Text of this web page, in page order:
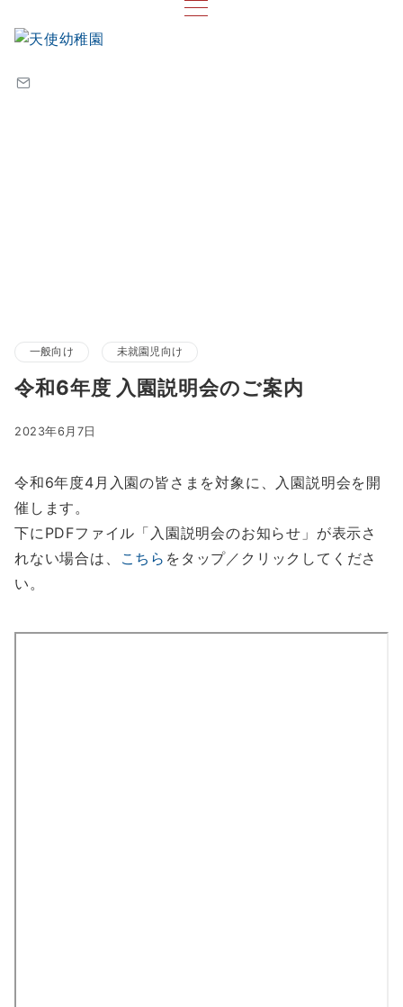
一般向け 未就園児向け
令和6年度 入園説明会のご案内
2023年6月7日
令和6年度4月入園の皆さまを対象に、入園説明会を開
催します。
下にPDFファイル「入園説明会のお知らせ」が表示さ
れない場合は、
こちら をタップ／クリックしてくださ
い。